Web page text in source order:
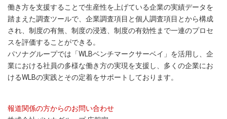
働き方を支援することで生産性を上げている企業の実績データを
踏まえた調査ツールで、企業調査項目と個人調査項目とから構成
され、制度の有無、制度の浸透、制度の有効性まで一連のプロセ
スを評価することができる。
パソナグループでは「WLBベンチマークサーベイ」を活用し、企
業における社員の多様な働き方の実現を支援し、多くの企業にお
けるWLBの実践とその定着をサポートしております。
報道関係の方からのお問い合わせ